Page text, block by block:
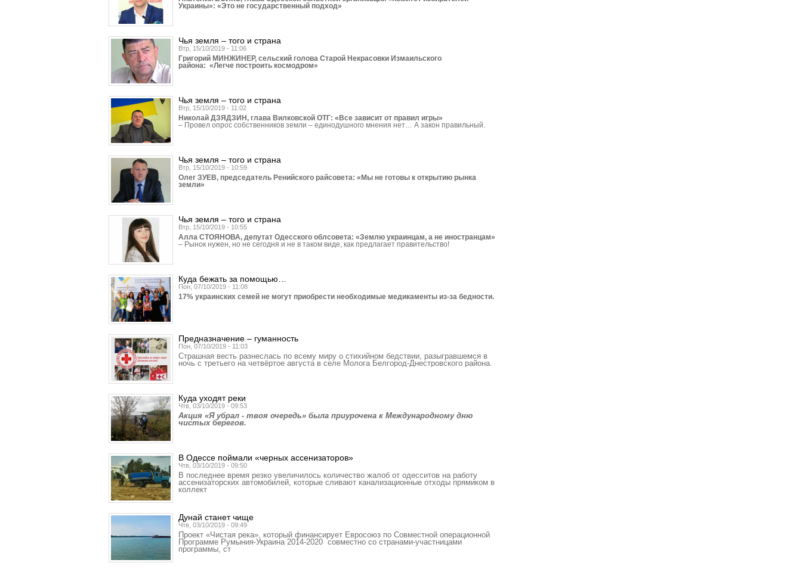
Украины»: «Это не государственный подход»
Чья земля – того и страна
Втр, 15/10/2019 - 11:06
Григорий МИНЖИНЕР, сельский голова Старой Некрасовки Измаильского
района: «Легче построить космодром»
Чья земля – того и страна
Втр, 15/10/2019 - 11:02
Николай ДЗЯДЗИН, глава Вилковской ОТГ: «Все зависит от правил игры»
– Провел опрос собственников земли – единодушного мнения нет… А закон правильный.
Чья земля – того и страна
Втр, 15/10/2019 - 10:59
Олег ЗУЕВ, председатель Ренийского райсовета: «Мы не готовы к открытию рынка
земли»
Чья земля – того и страна
Втр, 15/10/2019 - 10:55
Алла СТОЯНОВА, депутат Одесского облсовета: «Землю украинцам, а не иностранцам»
– Рынок нужен, но не сегодня и не в таком виде, как предлагает правительство!
Куда бежать за помощью…
Пон, 07/10/2019 - 11:08
17% украинских семей не могут приобрести необ­ходимые медикаменты из-за бедности.
Предназначение – гуманность
Пон, 07/10/2019 - 11:03
Страшная весть разнеслась по всему миру о стихийном бедствии, разыгравшемся в
ночь с третьего на четвёртое августа в селе Молога Белгород-Днестровского района.
Куда уходят реки
Чтв, 03/10/2019 - 09:53
Акция «Я убрал - твоя очередь» была приурочена к Международному дню
чистых берегов.
В Одессе поймали «черных ассенизаторов»
Чтв, 03/10/2019 - 09:50
В последнее время резко увеличилось количество жалоб от одесситов на работу
ассенизаторских автомобилей, которые сливают канализационные отходы прямиком в
коллект
Дунай станет чище
Чтв, 03/10/2019 - 09:49
Проект «Чистая река», который финансирует Евросоюз по Совместной операционной
Программе Румыния-Украина 2014-2020 совместно со странами-участницами
программы, ст